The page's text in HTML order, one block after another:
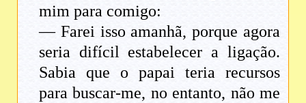
mim para comigo:
— Farei isso amanhã, porque agora
seria difícil estabelecer a ligação.
Sabia que o papai teria recursos
para buscar-me, no entanto, não me